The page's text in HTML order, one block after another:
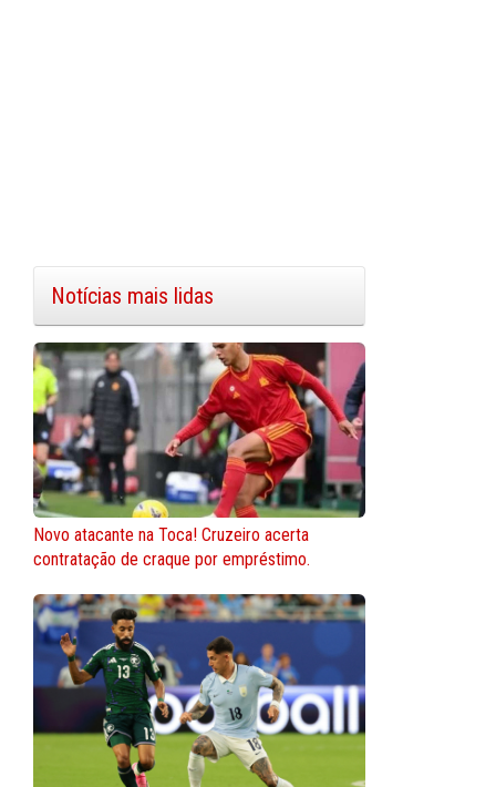
Notícias mais lidas
Novo atacante na Toca! Cruzeiro acerta
contratação de craque por empréstimo.